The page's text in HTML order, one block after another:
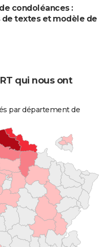
condoléances :
de textes et modèle de
qui nous ont
par département de